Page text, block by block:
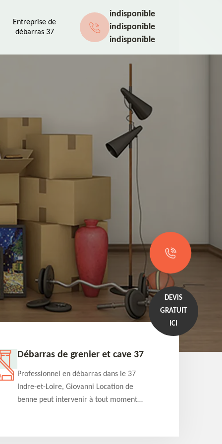
Entreprise de
débarras 37
indisponible
indisponible
indisponible
DEVIS
GRATUIT
ICI
Débarras de grenier et cave 37
Professionnel en débarras dans le 37
Indre-et-Loire, Giovanni Location de
benne peut intervenir à tout moment
détaillé offert